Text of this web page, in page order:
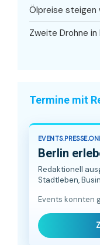
Ölpreise steigen
Zweite Drohne in
Termine mit
Berlin
Redaktionell
Stadtleben,
Events konnten